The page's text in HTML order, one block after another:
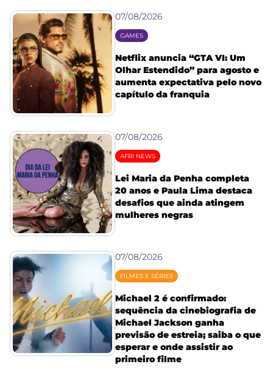
07/08/2026
GAMES
Netflix anuncia “GTA VI: Um
Olhar Estendido” para agosto e
aumenta expectativa pelo novo
capítulo da franquia
07/08/2026
AFRI NEWS
Lei Maria da Penha completa
20 anos e Paula Lima destaca
desafios que ainda atingem
mulheres negras
07/08/2026
FILMES E SÉRIES
Michael 2 é confirmado:
sequência da cinebiografia de
Michael Jackson ganha
previsão de estreia; saiba o que
esperar e onde assistir ao
primeiro filme